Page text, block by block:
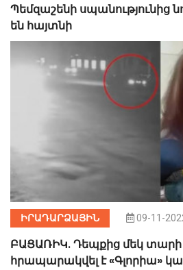
Պեմզաշենի սպանությունից
են հայտնի
ԻՐԱԴԱՐՁԱՅԻՆ 09-11-
ԲԱՑԱՌԻԿ. Դեպքից մեկ
հրապարակվել է «Գլորիա»